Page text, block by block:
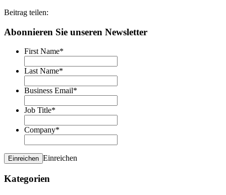
Beitrag teilen:
Abonnieren Sie unseren Newsletter
First Name*
Last Name*
Business Email*
Job Title*
Company*
Einreichen Einreichen
Kategorien